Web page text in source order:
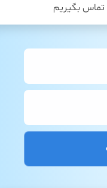
تماس بگیریم